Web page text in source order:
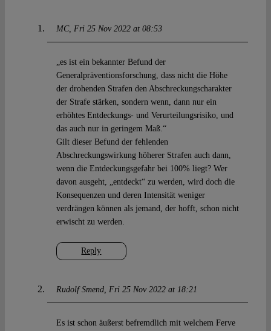
MC Fri 25 Nov 2022 at 08:53
Reply
„es ist ein bekannter Befund der
Generalpräventionsforschung, dass nicht die Höhe
der drohenden Strafen den Abschreckungscharakter
der Strafe stärken, sondern wenn, dann nur ein
erhöhtes Entdeckungs- und Verurteilungsrisiko, und
das auch nur in geringem Maß.“
Gilt dieser Befund der fehlenden
Abschreckungswirkung höherer Strafen auch dann,
wenn die Entdeckungsgefahr bei 100% liegt? Wer
davon ausgeht, „entdeckt“ zu werden, wird doch die
Konsequenzen und deren Intensität weniger
verdrängen können als jemand, der hofft, schon nicht
erwischt zu werden.
Rudolf Smend Fri 25 Nov 2022 at 18:21
Es ist schon äußerst befremdlich mit welchem Ferve